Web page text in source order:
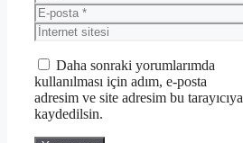
E-
posta
İnternet
sitesi
Daha sonraki yorumlarımda
kullanılması için adım, e-posta
adresim ve site adresim bu tarayıcıya
kaydedilsin.